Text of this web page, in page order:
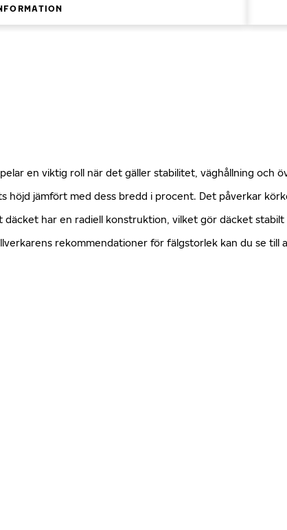
en viktig roll när det gäller stabilitet, väghållning och
höjd jämfört med dess bredd i procent. Det påverkar
har en radiell konstruktion, vilket gör däcket
rekommendationer för fälgstorlek kan du se